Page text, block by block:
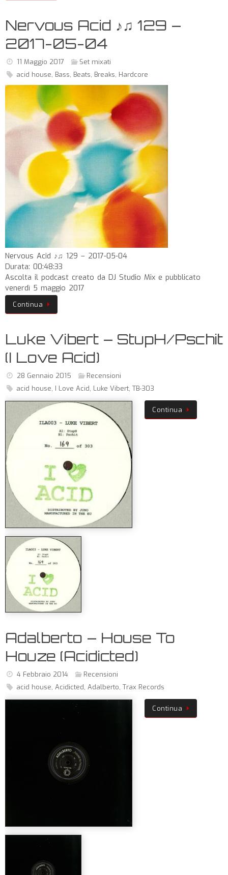
Nervous Acid ♪♫ 129 –
2017-05-04
11 Maggio 2017
Set mixati
acid house, Bass, Beats, Breaks, Hardcore
Nervous Acid ♪♫ 129 – 2017-05-04
Durata: 00:48:33
Ascolta il podcast creato da DJ Studio Mix e pubblicato
venerdì 5 maggio 2017
Continua
Luke Vibert – StupH/Pschit
(I Love Acid)
28 Gennaio 2015
Recensioni
acid house, I Love Acid, Luke Vibert, TB-303
Continua
Adalberto – House To
Houze (Acidicted)
4 Febbraio 2014
Recensioni
acid house, Acidicted, Adalberto, Trax Records
Continua